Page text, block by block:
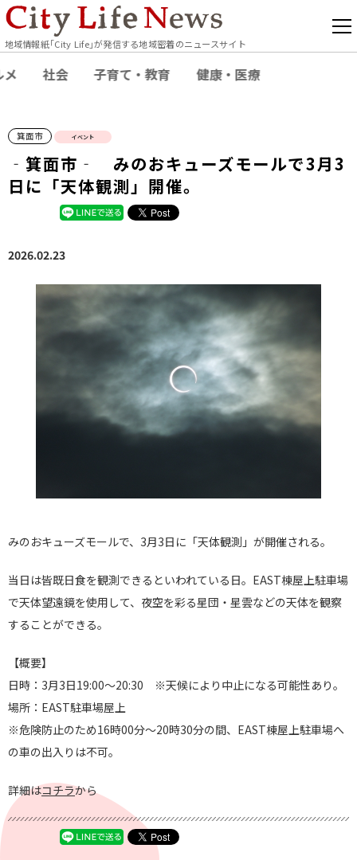
地域情報紙｢City Life｣が発信する地域密着のニュースサイト
メ 社会 子育て・教育 健康・医療
箕面市 イベント
‐箕面市‐ みのおキューズモールで3月3
日に「天体観測」開催。
2026.02.23
みのおキューズモールで、3月3日に「天体観測」が開催される。
当日は皆既日食を観測できるといわれている日。EAST棟屋上駐車場
で天体望遠鏡を使用して、夜空を彩る星団・星雲などの天体を観察
することができる。
【概要】
日時：3月3日19:00～20:30 ※天候により中止になる可能性あり。
場所：EAST駐車場屋上
※危険防止のため16時00分～20時30分の間、EAST棟屋上駐車場へ
の車の出入りは不可。
詳細はコチラから